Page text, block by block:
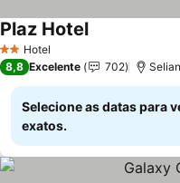
2 Estrelas
Hotel
Plaz HotelVer preços
8,8 Excelente 702
Selecione as datas para
exatos.